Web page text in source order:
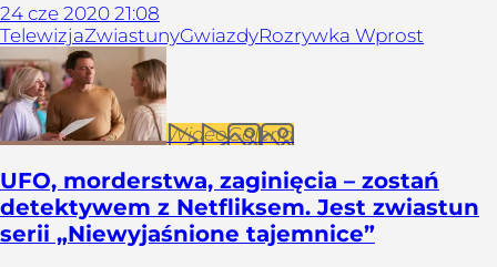
24 cze 2020 21:08
TelewizjaZwiastunyGwiazdyRozrywka Wprost
WideoGaleria
UFO, morderstwa, zaginięcia – zostań
detektywem z Netfliksem. Jest zwiastun
serii „Niewyjaśnione tajemnice”